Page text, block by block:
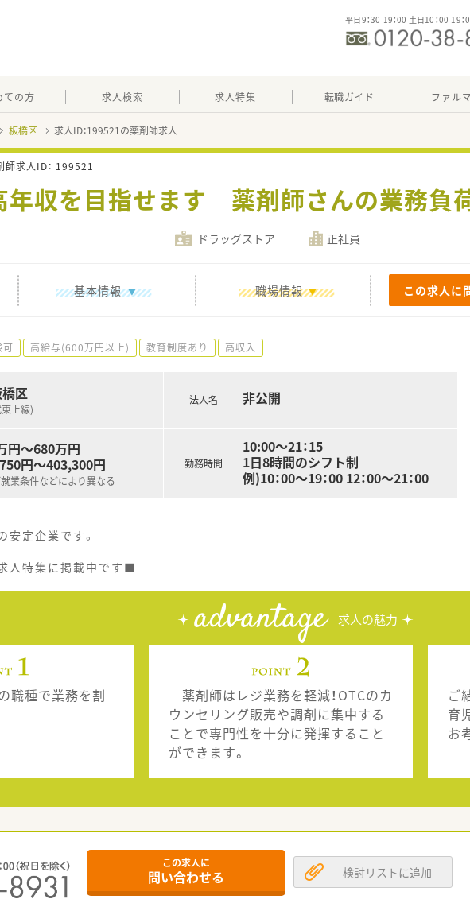
平日9：30-19：00 土日10：00-19：
ての方 求人検索 求人特集 転職ガイド ファル
板橋区 求人ID：199521の薬剤師求人
師求人ID： 199521
高年収を目指せます 薬剤師さんの業務負
ドラッグストア 正社員
基本情報 職場情報 この求人に
可 高給与(600万円以上) 教育制度あり 高収入
区
上線)
円～680万円
円～403,300円
業条件などにより異なる
法人名 非公開
勤務時間
10:00～21：15
1日8時間のシフト制
例)10：00～19：00 12：00～21：00
定企業です。
人特集に掲載中です■
advantage 求人の魅力
職種で業務を割
薬剤師はレジ業務を軽減！OTCのカ
ウンセリング販売や調剤に集中する
ことで専門性を十分に発揮すること
ができます。
ご
育
お
この求人に
問い合わせる 検討リストに追加